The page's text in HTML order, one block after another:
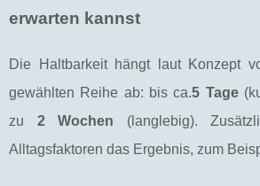
erwarten kannst
Die Haltbarkeit hängt laut Konzept
gewählten Reihe ab: bis ca.5 Tage
zu 2 Wochen (langlebig).
Alltagsfaktoren das Ergebnis, zum